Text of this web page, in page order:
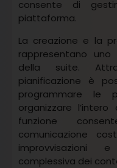
consente di
piattaforma.
La creazione e la
rappresentano
della suite.
pianificazione è
programmare le
organizzare
funzione
comunicazione
improvvisazioni
complessiva dei